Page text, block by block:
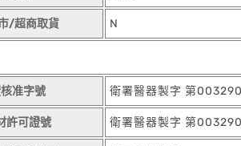
/超商取貨 N
准字號 衛署醫器製字 第
許可證號 衛署醫器製字 第